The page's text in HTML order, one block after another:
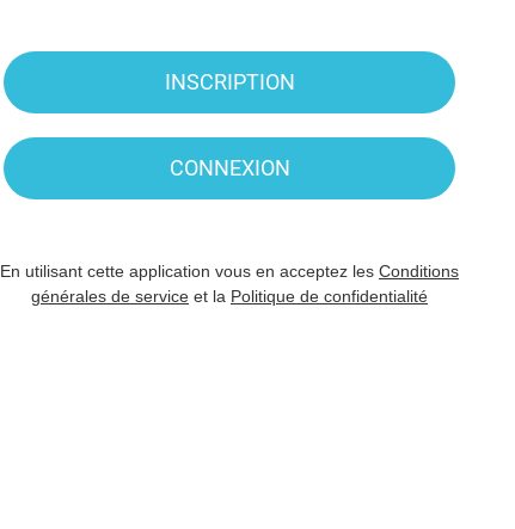
INSCRIPTION
CONNEXION
En utilisant cette application vous en acceptez les Conditions
générales de service et la Politique de confidentialité